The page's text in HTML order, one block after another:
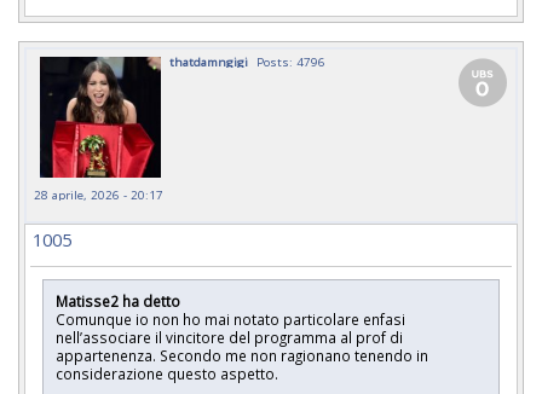
thatdamngigi Posts: 4796
28 aprile, 2026 - 20:17
1005
Matisse2 ha detto
Comunque io non ho mai notato particolare enfasi
nell’associare il vincitore del programma al prof di
appartenenza. Secondo me non ragionano tenendo in
considerazione questo aspetto.